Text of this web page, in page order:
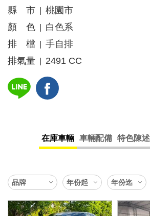
縣 市
桃園市
顏 色
白色系
排 檔
手自排
排氣量
2491 CC
在庫車輛 車輛配備 特色陳述